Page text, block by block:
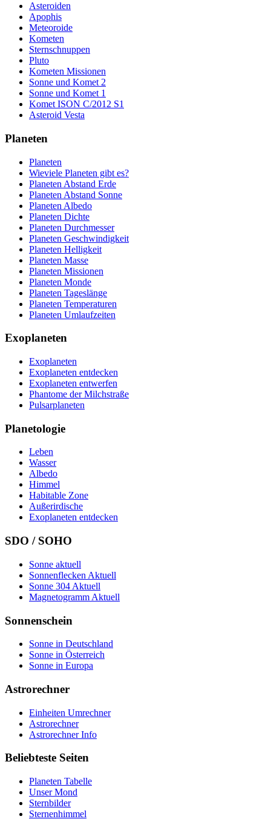
Asteroiden
Apophis
Meteoroide
Kometen
Sternschnuppen
Pluto
Kometen Missionen
Sonne und Komet 2
Sonne und Komet 1
Komet ISON C/2012 S1
Asteroid Vesta
Planeten
Planeten
Wieviele Planeten gibt es?
Planeten Abstand Erde
Planeten Abstand Sonne
Planeten Albedo
Planeten Dichte
Planeten Durchmesser
Planeten Geschwindigkeit
Planeten Helligkeit
Planeten Masse
Planeten Missionen
Planeten Monde
Planeten Tageslänge
Planeten Temperaturen
Planeten Umlaufzeiten
Exoplaneten
Exoplaneten
Exoplaneten entdecken
Exoplaneten entwerfen
Phantome der Milchstraße
Pulsarplaneten
Planetologie
Leben
Wasser
Albedo
Himmel
Habitable Zone
Außerirdische
Exoplaneten entdecken
SDO / SOHO
Sonne aktuell
Sonnenflecken Aktuell
Sonne 304 Aktuell
Magnetogramm Aktuell
Sonnenschein
Sonne in Deutschland
Sonne in Österreich
Sonne in Europa
Astrorechner
Einheiten Umrechner
Astrorechner
Astrorechner Info
Beliebteste Seiten
Planeten Tabelle
Unser Mond
Sternbilder
Sternenhimmel